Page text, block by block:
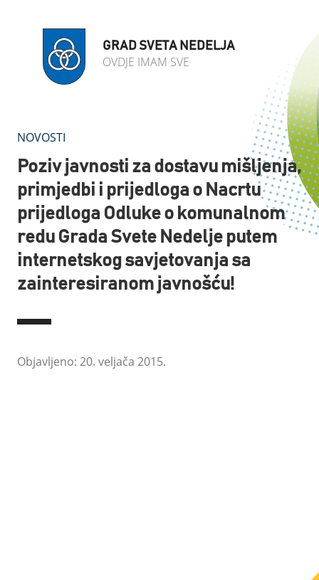
GRAD SVETA NEDELJA
OVDJE IMAM SVE
NOVOSTI
Poziv javnosti za dostavu mišljenja,
primjedbi i prijedloga o Nacrtu
prijedloga Odluke o komunalnom
redu Grada Svete Nedelje putem
internetskog savjetovanja sa
zainteresiranom javnošću!
Objavljeno: 20. veljača 2015.